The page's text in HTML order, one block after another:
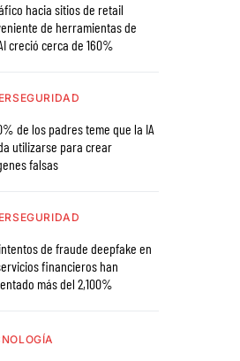
hacia sitios de retail
de herramientas de
creció cerca de 160%
de los padres teme que la IA
utilizarse para crear
falsas
de fraude deepfake en
financieros han
más del 2,100%